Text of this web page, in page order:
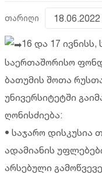
თარიღი 18.06.2022
16 და 17 ივნისს,
საერთაშორისო
ბათუმის შოთა
უნივერსიტეტში
ღონისძიება:
• საჯარო დისკუსია
ადამიანის
არსებული